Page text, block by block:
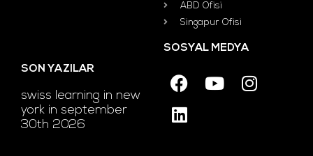
ABD Ofisi
Singapur Ofisi
SON YAZILAR
swiss learning in new
york in september
30th 2026
SOSYAL MEDYA